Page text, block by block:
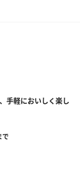
手軽においしく楽し
で